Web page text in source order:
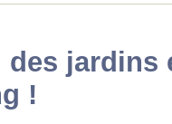
des
!